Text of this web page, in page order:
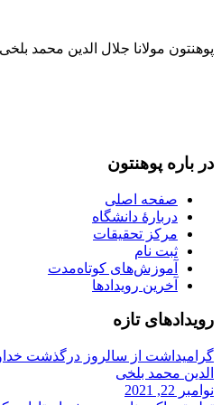
پوهنتون مولانا جلال الدین محمد بلخی
در باره‌ پوهنتون
صفحه اصلی
دربارۀ‌ دانشگاه
مرکز تحقیقات
ثبت نام
آموزش‌های کوتاه‌مدت
آخرین رویدادها
رویداد‌های تازه
گرامیداشت از سالروز درگذشت
الدین محمد بلخی
نوامبر 22, 2021